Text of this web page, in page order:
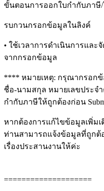
ขั้นตอนการออกใบกำกับภาษี/ใ
รบกวนกรอกข้อมูลในลิงค์
• ใช้เวลาการดำเนินการและ
จากกรอกข้อมูล
**** หมายเหตุ: กรุณากรอก
ชื่อ-นามสกุล หมายเลขประจ
กำกับภาษีให้ถูกต้องก่อน
หากต้องการแก้ไขข้อมูลเพิ่ม
ท่านสามารถแจ้งข้อมูลที่ถูกต้
เรื่องประสานงานให้ค่ะ
====================